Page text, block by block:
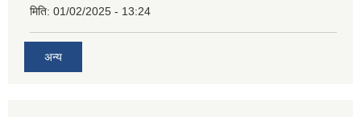
मिति: 01/02/2025 - 13:24
अन्य